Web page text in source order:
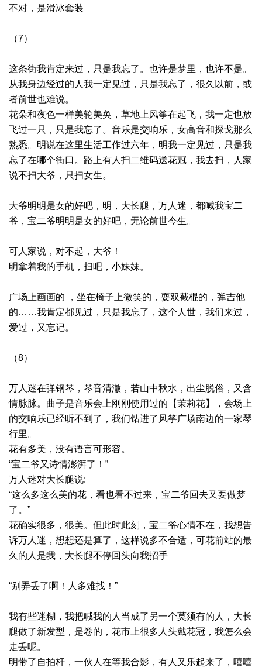
不对，是滑冰套装
（7）
这条街我肯定来过，只是我忘了。也许是梦里，也许不是。
从我身边经过的人我一定见过，只是我忘了，很久以前，或
者前世也难说。
花朵和夜色一样美轮美奂，草地上风筝在起飞，我一定也放
飞过一只，只是我忘了。音乐是交响乐，女高音和探戈那么
熟悉。明说在这里生活工作过六年，明我一定见过，只是我
忘了在哪个街口。路上有人扫二维码送花冠，我去扫，人家
说不扫大爷，只扫女生。
大爷明明是女的好吧，明，大长腿，万人迷，都喊我宝二
爷，宝二爷明明是女的好吧，无论前世今生。
可人家说，对不起，大爷！
明拿着我的手机，扫吧，小妹妹。
广场上画画的 ，坐在椅子上微笑的，耍双截棍的，弹吉他
的……我肯定都见过，只是我忘了，这个人世，我们来过，
爱过，又忘记。
（8）
万人迷在弹钢琴，琴音清澈，若山中秋水，出尘脱俗，又含
情脉脉。曲子是音乐会上刚刚使用过的【茉莉花】，会场上
的交响乐已经听不到了，我们钻进了风筝广场南边的一家琴
行里。
花有多美，没有语言可形容。
“宝二爷又诗情澎湃了！”
万人迷对大长腿说:
“这么多这么美的花，看也看不过来，宝二爷回去又要做梦
了。”
花确实很多，很美。但此时此刻，宝二爷心情不在，我想告
诉万人迷，想想还是算了，这样说多不合适，可花前站的最
久的人是我，大长腿不停回头向我招手
“别弄丢了啊！人多难找！”
我有些迷糊，我把喊我的人当成了另一个莫须有的人，大长
腿做了新发型，是卷的，花市上很多人头戴花冠，我怎么会
走丢呢。
明带了自拍杆，一伙人在等我合影，有人又乐起来了，嘻嘻